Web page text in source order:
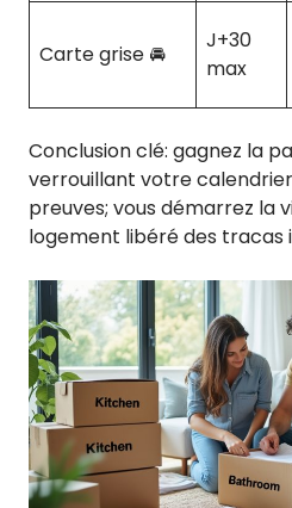
Carte grise 🚘
J+30
max
Conclusion clé: gagnez la
verrouillant votre
preuves; vous démarrez la
logement libéré des tracas